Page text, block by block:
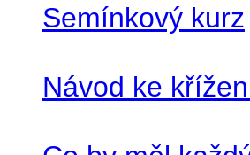
Semínkový kurz
Návod ke